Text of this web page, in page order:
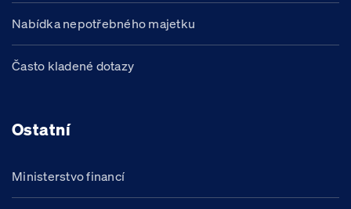
Nabídka nepotřebného majetku
Často kladené dotazy
Ostatní
Ministerstvo financí